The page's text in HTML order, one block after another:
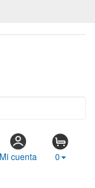
Mi cuenta 0